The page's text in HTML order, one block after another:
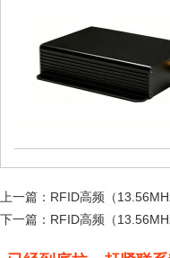
上一篇： RFID高频（
下一篇： RFID高频（